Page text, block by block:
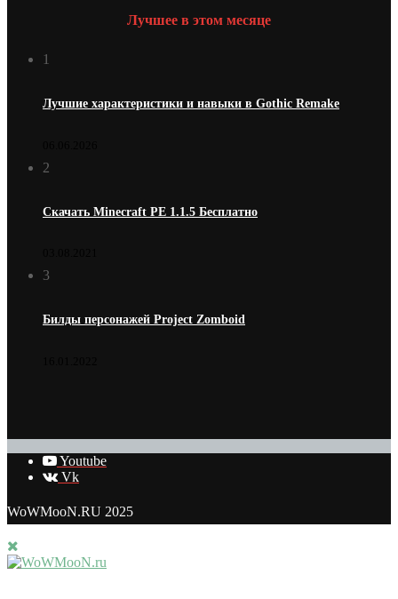
Лучшее в этом месяце
1
Лучшие характеристики и навыки в Gothic Remake
2
Скачать Minecraft PE 1.1.5 Бесплатно
3
Билды персонажей Project Zomboid
Youtube
Vk
WoWMooN.RU 2025